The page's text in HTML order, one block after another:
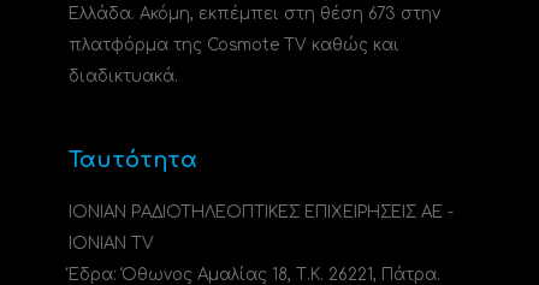
Ελλάδα. Ακόμη, εκπέμπει στη θέση 673 στην
πλατφόρμα της Cosmote TV καθώς και
διαδικτυακά.
Ταυτότητα
ΙΟΝΙΑΝ ΡΑΔΙΟΤΗΛΕΟΠΤΙΚΕΣ ΕΠΙΧΕΙΡΗΣΕΙΣ ΑΕ -
IONIAN TV
Έδρα: Όθωνος Αμαλίας 18, Τ.Κ. 26221, Πάτρα.